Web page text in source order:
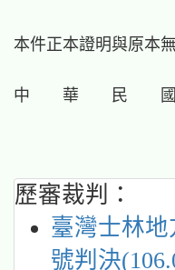
本件正本證明與原本
歷審裁判：
臺灣士林
號判決